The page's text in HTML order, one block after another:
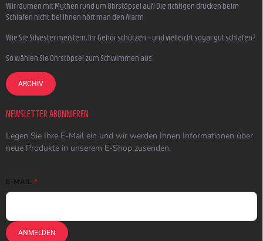
Wir räumen mit Mythen rund um Ohrstöpsel auf! Die richtigen drücken beim
Schlafen nicht, bei ihnen hört man den Alarm
Wie Sie Silvester meistern, Ihr Gehör schützen – und vielleicht sogar gut schlafen?
So wählen Sie Ohrstöpsel zum Schwimmen aus
ARCHIV
NEWSLETTER ABONNIEREN
Legen Sie Ihre E-Mail ein und wir werden Ihnen Informationen über
neue Produkte in unserem E-Shop zusenden.
E-MAIL
ANMELDEN